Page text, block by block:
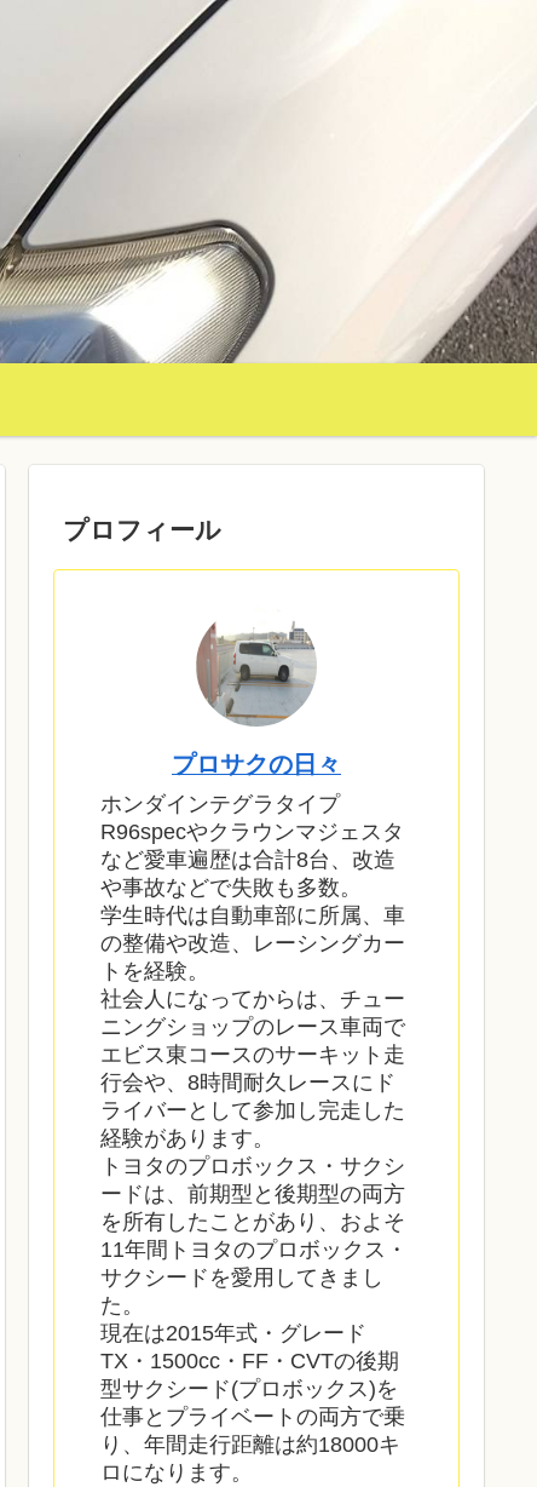
プロフィール
プロサクの日々
ホンダインテグラタイプ
R96specやクラウンマジェスタ
など愛車遍歴は合計8台、改造
や事故などで失敗も多数。
学生時代は自動車部に所属、車
の整備や改造、レーシングカー
トを経験。
社会人になってからは、チュー
ニングショップのレース車両で
エビス東コースのサーキット走
行会や、8時間耐久レースにド
ライバーとして参加し完走した
経験があります。
トヨタのプロボックス・サクシ
ードは、前期型と後期型の両方
を所有したことがあり、およそ
11年間トヨタのプロボックス・
サクシードを愛用してきまし
た。
現在は2015年式・グレード
TX・1500cc・FF・CVTの後期
型サクシード(プロボックス)を
仕事とプライベートの両方で乗
り、年間走行距離は約18000キ
ロになります。